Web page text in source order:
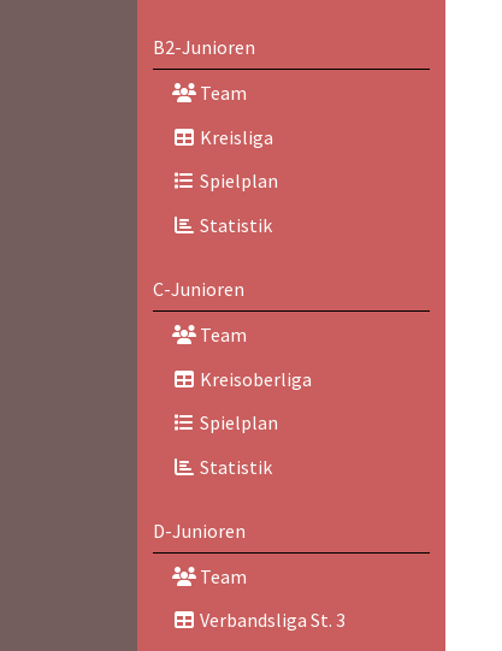
B2-Junioren
Team
Kreisliga
Spielplan
Statistik
C-Junioren
Team
Kreisoberliga
Spielplan
Statistik
D-Junioren
Team
Verbandsliga St. 3